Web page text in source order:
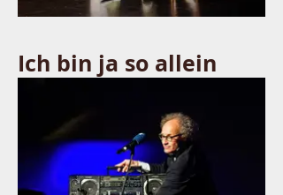
Ich bin ja so allein